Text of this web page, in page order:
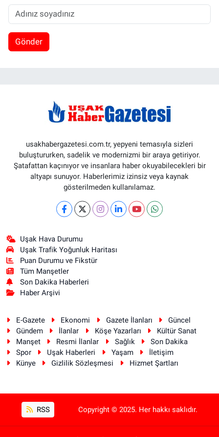
Gönder
usakhabergazetesi.com.tr, yepyeni temasıyla sizleri
buluştururken, sadelik ve modernizmi bir araya getiriyor.
Şatafattan kaçınıyor ve insanlara haber okuyabilecekleri bir
altyapı sunuyor. Haberlerimiz izinsiz veya kaynak
gösterilmeden kullanılamaz.
Uşak Hava Durumu
Uşak Trafik Yoğunluk Haritası
Puan Durumu ve Fikstür
Tüm Manşetler
Son Dakika Haberleri
Haber Arşivi
E-Gazete Ekonomi Gazete İlanları
Güncel
Gündem
İlanlar Köşe Yazarları
Kültür Sanat
Manşet
Resmi İlanlar Sağlık
Son Dakika
Spor
Uşak Haberleri Yaşam
İletişim
Künye
Gizlilik Sözleşmesi Hizmet Şartları
RSS Copyright © 2025. Her hakkı saklıdır.